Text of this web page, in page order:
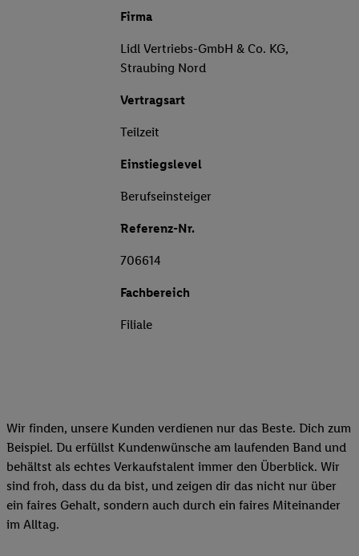
Firma
Lidl Vertriebs-GmbH & Co. KG,
Straubing Nord
Vertragsart
Teilzeit
Einstiegslevel
Berufseinsteiger
Referenz-Nr.
706614
Fachbereich
Filiale
Wir finden, unsere Kunden verdienen nur das Beste. Dich zum
Beispiel. Du erfüllst Kundenwünsche am laufenden Band und
behältst als echtes Verkaufstalent immer den Überblick. Wir
sind froh, dass du da bist, und zeigen dir das nicht nur über
ein faires Gehalt, sondern auch durch ein faires Miteinander
im Alltag.